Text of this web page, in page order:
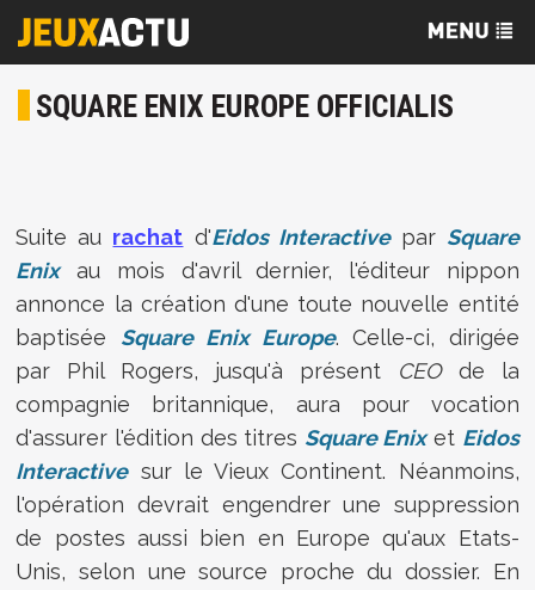
SQUARE ENIX EUROPE OFFICIALIS
Suite au rachat d'Eidos Interactivepar Square
Enixau mois d'avril dernier, l'éditeur nippon
annonce la création d'une toute nouvelle entité
baptisée Square Enix Europe. Celle-ci, dirigée
par Phil Rogers, jusqu'à présent
CEOde la
compagnie britannique, aura pour vocation
d'assurer l'édition des titres Square Enixet Eidos
Interactivesur le Vieux Continent. Néanmoins,
l'opération devrait engendrer une suppression
de postes aussi bien en Europe qu'aux Etats-
Unis, selon une source proche du dossier. En